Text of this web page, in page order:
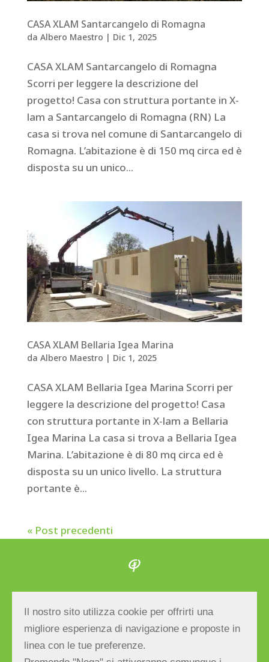
CASA XLAM Santarcangelo di Romagna
da Albero Maestro | Dic 1, 2025
CASA XLAM Santarcangelo di Romagna
Scorri per leggere la descrizione del
progetto! Casa con struttura portante in X-
lam a Santarcangelo di Romagna (RN) La
casa si trova nel comune di Santarcangelo di
Romagna. L’abitazione è di 150 mq circa ed è
disposta su un unico...
CASA XLAM Bellaria Igea Marina
da Albero Maestro | Dic 1, 2025
CASA XLAM Bellaria Igea Marina Scorri per
leggere la descrizione del progetto! Casa
con struttura portante in X-lam a Bellaria
Igea Marina La casa si trova a Bellaria Igea
Marina. L’abitazione è di 80 mq circa ed è
disposta su un unico livello. La struttura
portante è...
« Post precedenti
Via E.Bevilacqua, 27 – 47039 Savignano sul
Rubicone (FC) ITALY | Tel/fax
Il nostro sito utilizza cookie per offrirti una
migliore esperienza di navigazione e proposte in
linea con le tue preferenze.